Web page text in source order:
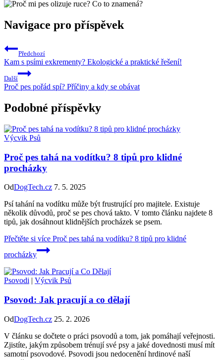
Navigace pro příspěvek
Předchozí
Kam s psími exkrementy? Ekologické a praktické řešení!
Další
Proč pes pořád spí? Příčiny a kdy se obávat
Podobné příspěvky
Výcvik Psů
Proč pes tahá na vodítku? 8 tipů pro klidné
procházky
OdDogTech.cz 7. 5. 2025
Psí tahání na vodítku může být frustrující pro majitele. Existuje
několik důvodů, proč se pes chová takto. V tomto článku najdete 8
tipů, jak dosáhnout klidnějších procházek se psem.
Přečtěte si více Proč pes tahá na vodítku? 8 tipů pro klidné
procházky
Psovodi | Výcvik Psů
Psovod: Jak pracují a co dělají
OdDogTech.cz 25. 2. 2026
V článku se dočtete o práci psovodů a tom, jak pomáhají veřejnosti.
Zjistíte, jakým způsobem trénují své psy a jaké dovednosti musí mít
samotní psovodové. Psovodi jsou nedocenění hrdinové naší